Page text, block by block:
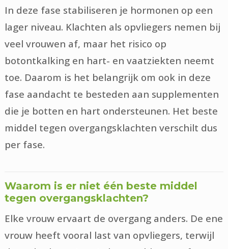
In deze fase stabiliseren je hormonen op een
lager niveau. Klachten als opvliegers nemen bij
veel vrouwen af, maar het risico op
botontkalking en hart- en vaatziekten neemt
toe. Daarom is het belangrijk om ook in deze
fase aandacht te besteden aan supplementen
die je botten en hart ondersteunen. Het beste
middel tegen overgangsklachten verschilt dus
per fase.
Waarom is er niet één beste middel
tegen overgangsklachten?
Elke vrouw ervaart de overgang anders. De ene
vrouw heeft vooral last van opvliegers, terwijl